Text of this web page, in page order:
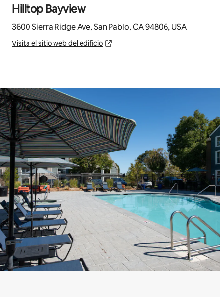
Hilltop Bayview
3600 Sierra Ridge Ave, San Pablo, CA 94806, USA
Visita el sitio web del edificio